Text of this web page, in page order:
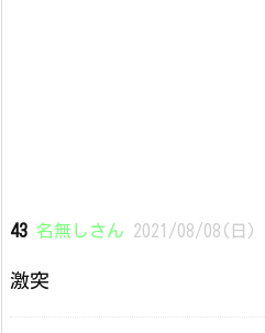
43 名無しさん 2021/08/08(日)
激突